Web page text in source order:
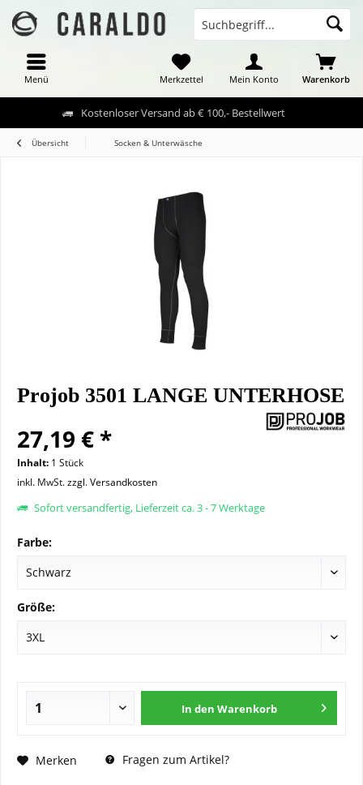
Kostenloser Versand ab € 100,- Bestellwert
Menü Warenkorb
Merkzettel Mein Konto
Übersicht Socken & Unterwäsche
Projob 3501 LANGE UNTERHOSE
27,19 € *
Inhalt: 1 Stück
inkl. MwSt.zzgl. Versandkosten
Sofort versandfertig, Lieferzeit ca. 3 - 7 Werktage
Farbe:
Größe:
In den Warenkorb
Merken Fragen zum Artikel?